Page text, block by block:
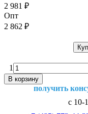
2 981 ₽
Опт
2 862 ₽
1
В корзину
получить
с 10-